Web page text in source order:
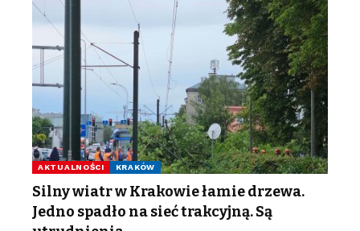
AKTUALNOŚCI KRAKÓW
Silny wiatr w Krakowie łamie drzewa.
Jedno spadło na sieć trakcyjną. Są